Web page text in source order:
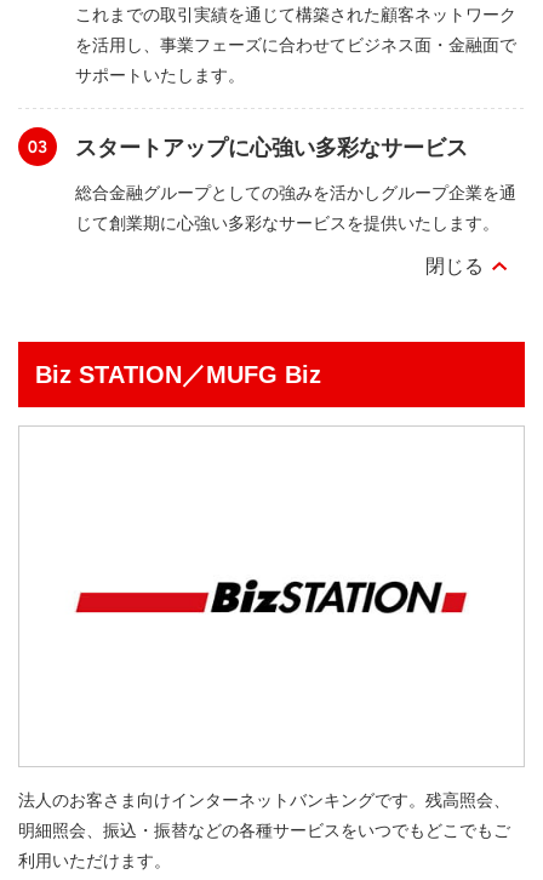
これまでの取引実績を通じて構築された顧客ネットワーク
を活用し、事業フェーズに合わせてビジネス面・金融面で
サポートいたします。
スタートアップに心強い多彩なサービス
総合金融グループとしての強みを活かしグループ企業を通
じて創業期に心強い多彩なサービスを提供いたします。
Biz STATION／MUFG Biz
法人のお客さま向けインターネットバンキングです。残高照会、
明細照会、振込・振替などの各種サービスをいつでもどこでもご
利用いただけます。